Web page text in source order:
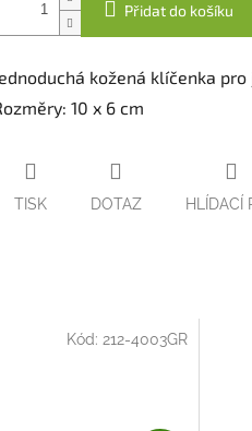
Přidat do košíku
kožená klíčenka pro
10 x 6 cm
TISK DOTAZ HLÍDACÍ
Kód:212-4003GR